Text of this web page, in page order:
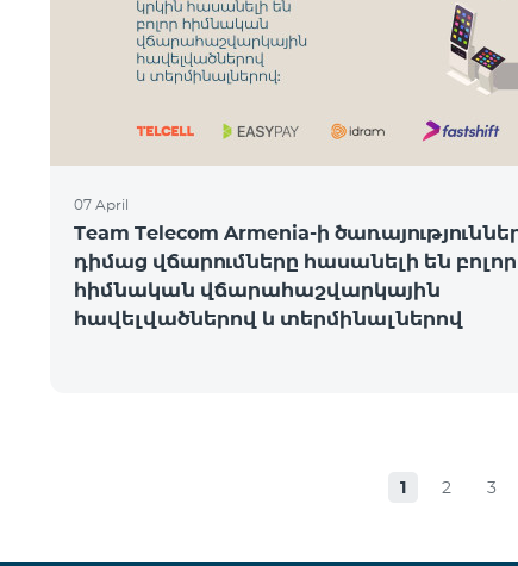
07 April
Team Telecom Armenia-ի
դիմաց վճարումները հասանելի են բոլոր
հիմնական վճարահաշվարկային
հավելվածներով և տերմինալներով
1 2 3